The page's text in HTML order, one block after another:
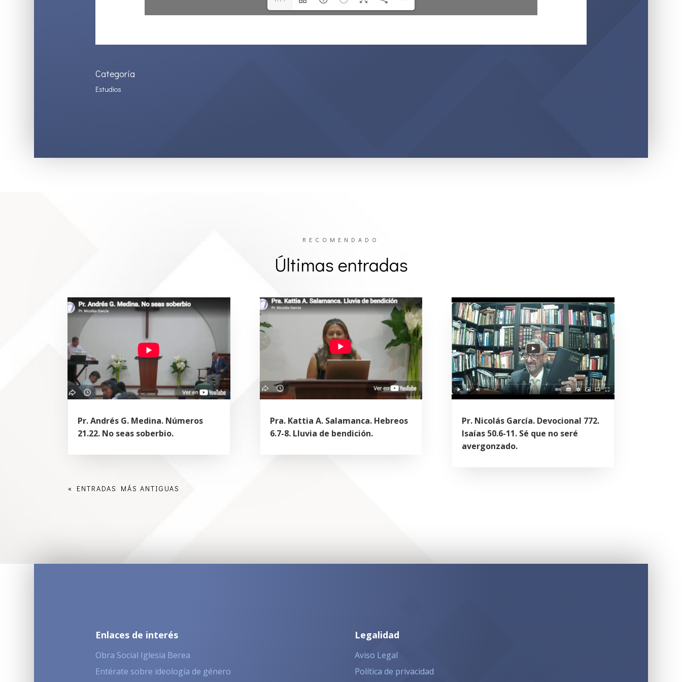
Categoría
Estudios
RECOMENDADO
Últimas entradas
Pr. Andrés G. Medina. Números
21.22. No seas soberbio.
Pra. Kattia A. Salamanca. Hebreos
6.7-8. Lluvia de bendición.
Pr. Nicolás García. Devocional 772.
Isaías 50.6-11. Sé que no seré
avergonzado.
« ENTRADAS MÁS ANTIGUAS
Enlaces de interés
Obra Social Iglesia Berea
Entérate sobre ideología de género
Legalidad
Aviso Legal
Política de privacidad